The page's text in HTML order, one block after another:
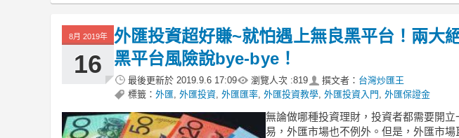
8月 2019年
16
外匯投資超好賺~就怕遇上無良黑平台！兩大
黑平台風險說bye-bye！
最後更新於 2019.9.6 17:09 瀏覽人次 :819 撰文者： 台灣炒匯王
標籤： 外匯 外匯投資 外匯匯率 外匯投資教學 外匯投資入門 外匯保證金
無論做哪種投資理財，投資者都需要開
易，外匯市場也不例外。但是，外匯市